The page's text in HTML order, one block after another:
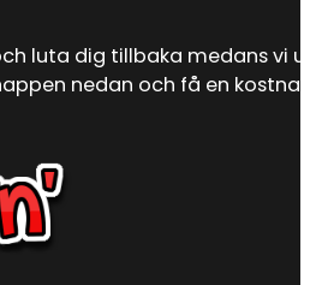
luta dig tillbaka medans vi
nedan och få en